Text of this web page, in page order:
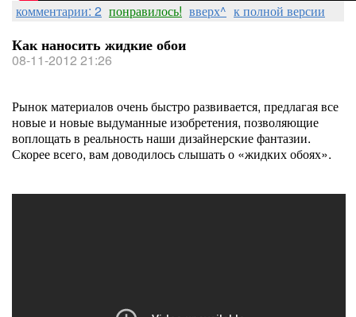
комментарии: 2 понравилось! вверх^ к полной версии
Как наносить жидкие обои
08-11-2012 21:26
Рынок материалов очень быстро развивается, предлагая все
новые и новые выдуманные изобретения, позволяющие
воплощать в реальность наши дизайнерские фантазии.
Скорее всего, вам доводилось слышать о «жидких обоях».